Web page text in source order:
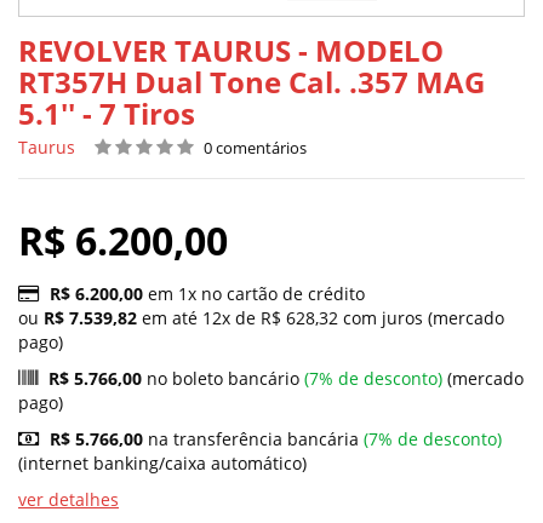
REVOLVER TAURUS - MODELO
RT357H Dual Tone Cal. .357 MAG
5.1'' - 7 Tiros
Taurus 0 comentários
R$ 6.200,00
R$ 6.200,00 em 1x no cartão de crédito
ou R$ 7.539,82 em até 12x de R$ 628,32 com juros (mercado
pago)
R$ 5.766,00 no boleto bancário (7% de desconto) (mercado
pago)
R$ 5.766,00 na transferência bancária (7% de desconto)
(internet banking/caixa automático)
ver detalhes